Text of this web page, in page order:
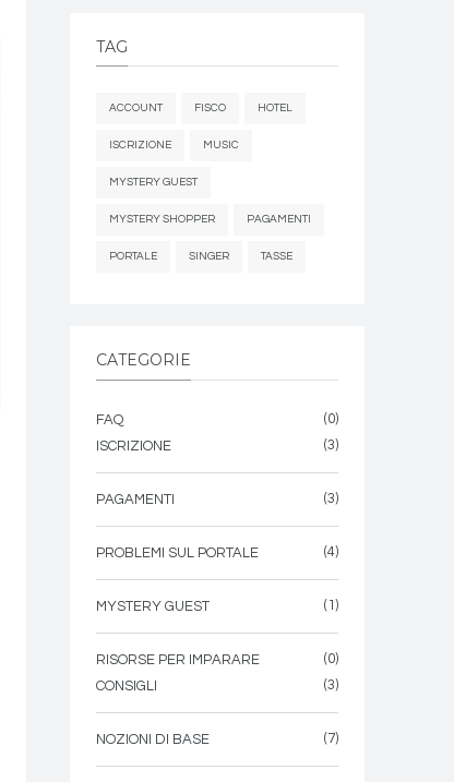
TAG
ACCOUNT FISCO HOTEL
ISCRIZIONE MUSIC
MYSTERY GUEST
MYSTERY SHOPPER PAGAMENTI
PORTALE SINGER TASSE
CATEGORIE
FAQ
(0)
ISCRIZIONE
(3)
PAGAMENTI (3)
PROBLEMI SUL PORTALE (4)
MYSTERY GUEST (1)
RISORSE PER IMPARARE
(0)
CONSIGLI
(3)
NOZIONI DI BASE (7)